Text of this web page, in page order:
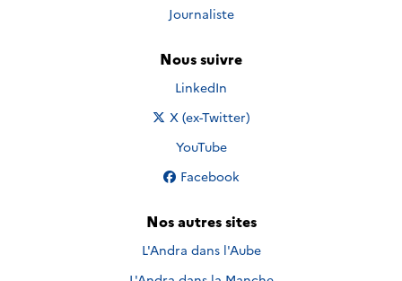
Journaliste
Nous suivre
Nous suivre sur
LinkedIn
Nous suivre sur
X (ex-Twitter)
Nous suivre sur
YouTube
Nous suivre sur
Facebook
Nos autres sites
L'Andra dans l'Aube